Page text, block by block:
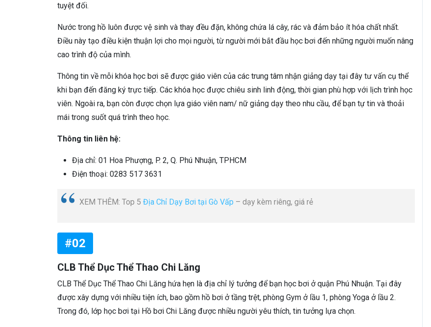
tuyệt đối.
Nước trong hồ luôn được vệ sinh và thay đều đặn, không chứa lá cây, rác và đảm bảo ít hóa chất nhất.
Điều này tạo điều kiện thuận lợi cho mọi người, từ người mới bắt đầu học bơi đến những người muốn nâng
cao trình độ của mình.
Thông tin về mỗi khóa học bơi sẽ được giáo viên của các trung tâm nhận giảng dạy tại đây tư vấn cụ thể
khi bạn đến đăng ký trực tiếp. Các khóa học được chiêu sinh linh động, thời gian phù hợp với lịch trình học
viên. Ngoài ra, bạn còn được chọn lựa giáo viên nam/ nữ giảng dạy theo nhu cầu, để bạn tự tin và thoải
mái trong suốt quá trình theo học.
Thông tin liên hệ:
Địa chỉ: 01 Hoa Phượng, P. 2, Q. Phú Nhuận, TPHCM
Điện thoại: 0283 517 3631
XEM THÊM: Top 5 Địa Chỉ Dạy Bơi tại Gò Vấp – dạy kèm riêng, giá rẻ
#02
CLB Thể Dục Thể Thao Chi Lăng
CLB Thể Dục Thể Thao Chi Lăng hứa hẹn là địa chỉ lý tưởng để bạn học bơi ở quận Phú Nhuận. Tại đây
được xây dựng với nhiều tiện ích, bao gồm hồ bơi ở tầng trệt, phòng Gym ở lầu 1, phòng Yoga ở lầu 2.
Trong đó, lớp học bơi tại Hồ bơi Chi Lăng được nhiều người yêu thích, tin tưởng lựa chọn.